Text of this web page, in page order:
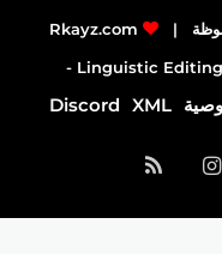
Rkayz.com
Linguistic Editing
XML
Discord
انستقرامملخص
الموقع